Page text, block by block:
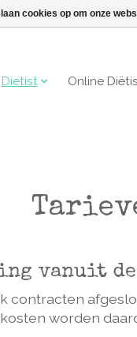
Dietist Online
vanuit
contracten
worden
cookies op om onze